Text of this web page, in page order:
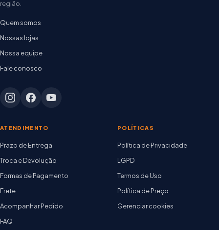
região.
Quem somos
Nossas lojas
Nossa equipe
Fale conosco
ATENDIMENTO
Prazo de Entrega
Troca e Devolução
Formas de Pagamento
Frete
Acompanhar Pedido
FAQ
POLÍTICAS
Política de Privacidade
LGPD
Termos de Uso
Política de Preço
Gerenciar cookies